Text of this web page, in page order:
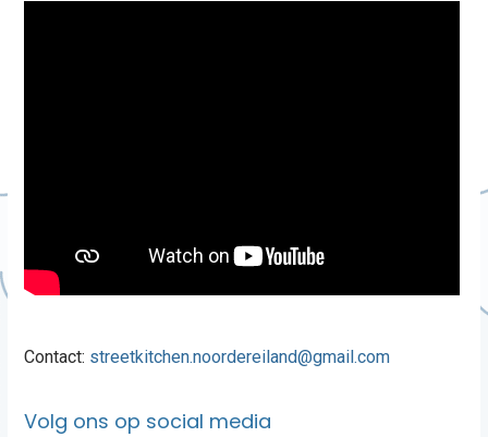
Contact: streetkitchen.noordereiland@gmail.com
Volg ons op social media